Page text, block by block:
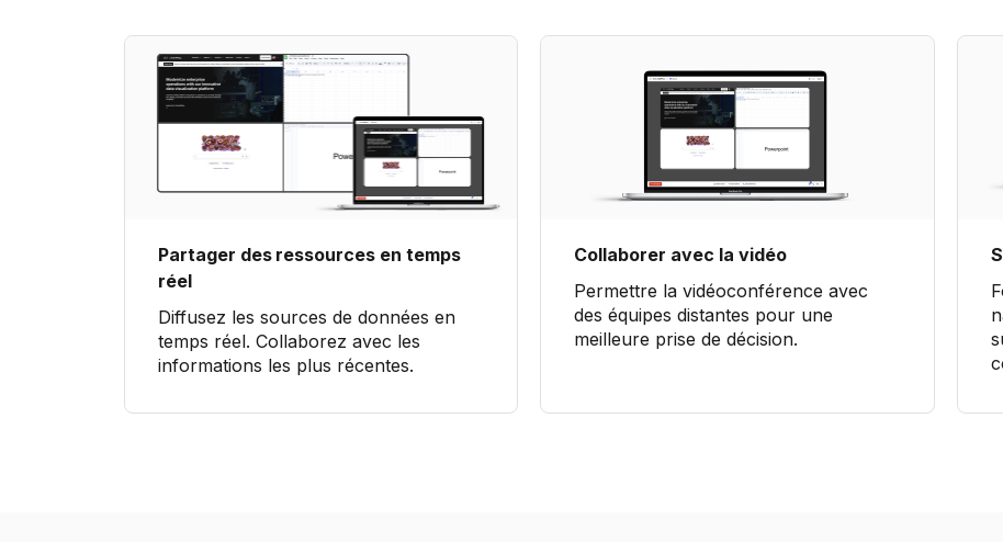
Partager des ressources en temps
réel
Diffusez les sources de données en
temps réel. Collaborez avec les
informations les plus récentes.
Collaborer avec la vidéo
Permettre la vidéoconférence avec
des équipes distantes pour une
meilleure prise de décision.